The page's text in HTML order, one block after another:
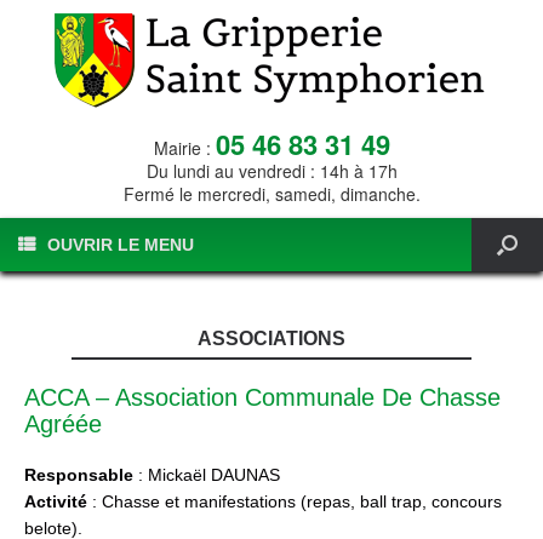
Mairie : 05 46 83 31 49
Du lundi au vendredi : 14h à 17h
Fermé le mercredi, samedi, dimanche.
OUVRIR LE MENU
ASSOCIATIONS
ACCA – Association Communale De Chasse
Agréée
Responsable : Mickaël DAUNAS
Activité : Chasse et manifestations (repas, ball trap, concours
belote).